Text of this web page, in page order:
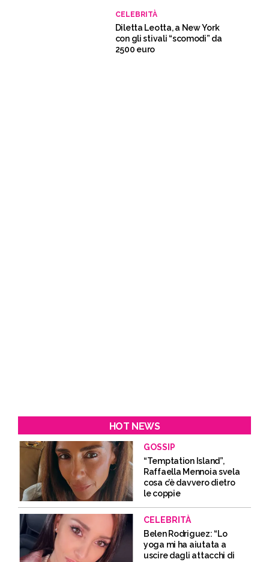
CELEBRITÀ
Diletta Leotta, a New York
con gli stivali “scomodi” da
2500 euro
HOT NEWS
GOSSIP
“Temptation Island”,
Raffaella Mennoia svela
cosa c’è davvero dietro
le coppie
CELEBRITÀ
Belen Rodriguez: “Lo
yoga mi ha aiutata a
uscire dagli attacchi di